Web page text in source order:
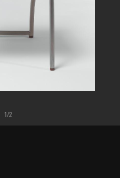
MNAM-CCI/Philippe Migeat/Dist.
1/2